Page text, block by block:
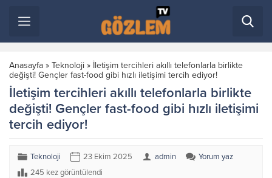
Anasayfa » Teknoloji » İletişim tercihleri akıllı telefonlarla birlikte
değişti! Gençler fast-food gibi hızlı iletişimi tercih ediyor!
İletişim tercihleri akıllı telefonlarla birlikte
değişti! Gençler fast-food gibi hızlı iletişimi
tercih ediyor!
Teknoloji 23 Ekim 2025 admin
Yorum yaz
245 kez görüntülendi